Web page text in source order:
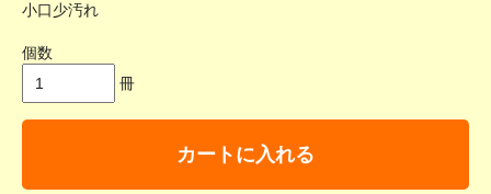
小口少汚れ
個数
冊
カートに入れる